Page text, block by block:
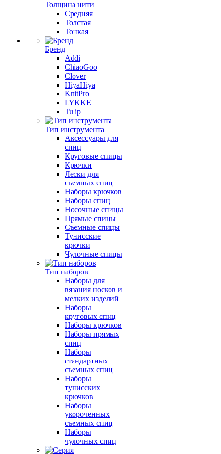
Толщина нити
Средняя
Толстая
Тонкая
Бренд
Addi
ChiaoGoo
Clover
HiyaHiya
KnitPro
LYKKE
Tulip
Тип инструмента
Аксессуары для
спиц
Круговые спицы
Крючки
Лески для
съемных спиц
Наборы крючков
Наборы спиц
Носочные спицы
Прямые спицы
Съемные спицы
Тунисские
крючки
Чулочные спицы
Тип наборов
Наборы для
вязания носков и
мелких изделий
Наборы
круговых спиц
Наборы крючков
Наборы прямых
спиц
Наборы
стандартных
съемных спиц
Наборы
тунисских
крючков
Наборы
укороченных
съемных спиц
Наборы
чулочных спиц